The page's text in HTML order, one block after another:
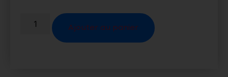
Ajouter au panier